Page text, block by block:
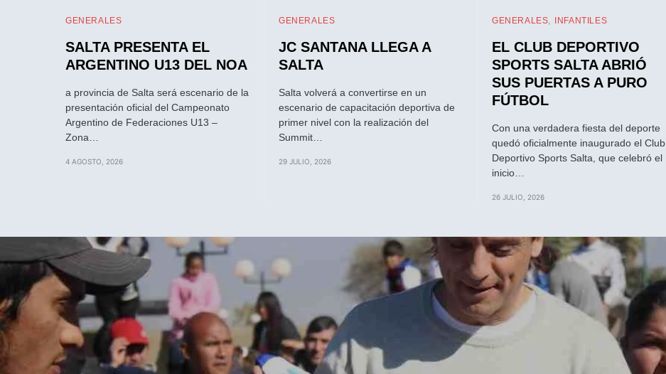
GENERALES
SALTA PRESENTA EL
ARGENTINO U13 DEL NOA
a provincia de Salta será escenario de la
presentación oficial del Campeonato
Argentino de Federaciones U13 –
Zona…
4 AGOSTO, 2026
GENERALES
JC SANTANA LLEGA A
SALTA
Salta volverá a convertirse en un
escenario de capacitación deportiva de
primer nivel con la realización del
Summit…
29 JULIO, 2026
GENERALES INFANTILES
EL CLUB DEPORTIVO
SPORTS SALTA ABRIÓ
SUS PUERTAS A PURO
FÚTBOL
Con una verdadera fiesta del deporte
quedó oficialmente inaugurado el Club
Deportivo Sports Salta, que celebró el
inicio…
26 JULIO, 2026